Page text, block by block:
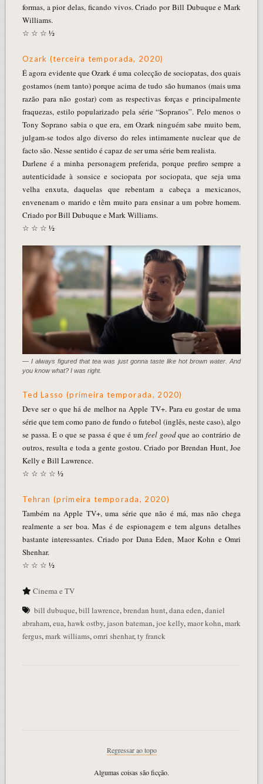
formas, a pior delas, ficando vivos. Criado por Bill Dubuque e Mark
Williams.
☆ ☆ ☆ ½
Ozark (terceira temporada, 2020)
É agora evidente que Ozark é uma colecção de sociopatas, dos quais
gostamos (nem tanto) porque acima de tudo são humanos (mais uma
razão para não gostar) com as respectivas forças e principalmente
fraquezas, estilo popularizado pela série “Sopranos”. Pelo menos o
Tony Soprano sabia o que era, em Ozark ninguém sabe muito bem,
julgam-se todos algo diverso do reles intimamente nuclear que de
facto são. Nesse sentido é capaz de ser uma série bem realista.
Darlene é a minha personagem preferida, porque prefiro sempre a
autenticidade à sonsice e sociopata por sociopata, que seja uma
velha enxuta, daquelas que rebentam a cabeça a mexicanos,
envenenam o marido e têm muito para ensinar a um pobre homem.
Criado por Bill Dubuque e Mark Williams.
☆ ☆ ☆ ½
— I always figured that tea was just gonna taste like hot brown water. And
you know what? I was right.
Ted Lasso (primeira temporada, 2020)
Deve ser o que há de melhor na Apple TV+. Para eu gostar de uma
série que tem como pano de fundo o futebol (inglês, neste caso), algo
se passa. E o que se passa é que é um feel goodque ao contrário de
outros, resulta e toda a gente gostou. Criado por Brendan Hunt, Joe
Kelly e Bill Lawrence.
☆ ☆ ☆ ☆ ½
Tehran (primeira temporada, 2020)
Também na Apple TV+, uma série que não é má, mas não chega
realmente a ser boa. Mas é de espionagem e tem alguns detalhes
bastante interessantes. Criado por Dana Eden, Maor Kohn e Omri
Shenhar.
☆ ☆ ☆ ½
Cinema e TV
bill dubuque,bill lawrence,brendan hunt,dana eden,daniel
abraham,eua,hawk ostby,jason bateman,joe kelly,maor kohn,mark
fergus,mark williams,omri shenhar,ty franck
Regressar ao topo
Algumas coisas são ficção.